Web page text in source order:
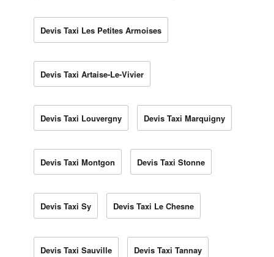
Devis Taxi Les Petites Armoises
Devis Taxi Artaise-Le-Vivier
Devis Taxi Louvergny Devis Taxi Marquigny
Devis Taxi Montgon Devis Taxi Stonne
Devis Taxi Sy Devis Taxi Le Chesne
Devis Taxi Sauville Devis Taxi Tannay